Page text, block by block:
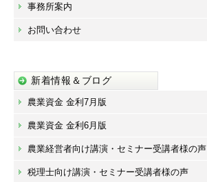
事務所案内
お問い合わせ
新着情報＆ブログ
農業資金 金利7月版
農業資金 金利6月版
農業経営者向け講演・セミナー受講者様の声
税理士向け講演・セミナー受講者様の声